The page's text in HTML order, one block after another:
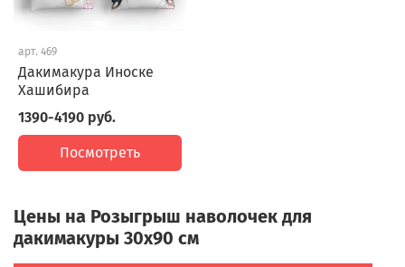
арт. 469
Дакимакура Иноске
Хашибира
1390-4190 руб.
Посмотреть
Цены на Розыгрыш наволочек для
дакимакуры 30х90 см